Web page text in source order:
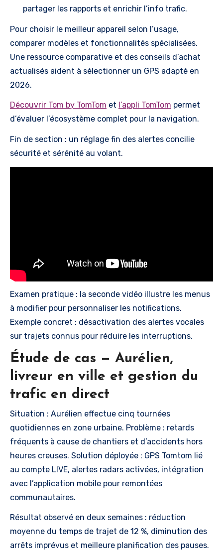
partager les rapports et enrichir l’info trafic.
Pour choisir le meilleur appareil selon l’usage,
comparer modèles et fonctionnalités spécialisées.
Une ressource comparative et des conseils d’achat
actualisés aident à sélectionner un GPS adapté en
2026.
Découvrir Tom by TomTom et l’appli TomTom permet
d’évaluer l’écosystème complet pour la navigation.
Fin de section : un réglage fin des alertes concilie
sécurité et sérénité au volant.
Examen pratique : la seconde vidéo illustre les menus
à modifier pour personnaliser les notifications.
Exemple concret : désactivation des alertes vocales
sur trajets connus pour réduire les interruptions.
Étude de cas — Aurélien,
livreur en ville et gestion du
trafic en direct
Situation : Aurélien effectue cinq tournées
quotidiennes en zone urbaine. Problème : retards
fréquents à cause de chantiers et d’accidents hors
heures creuses. Solution déployée : GPS Tomtom lié
au compte LIVE, alertes radars activées, intégration
avec l’application mobile pour remontées
communautaires.
Résultat observé en deux semaines : réduction
moyenne du temps de trajet de 12 %, diminution des
arrêts imprévus et meilleure planification des pauses.